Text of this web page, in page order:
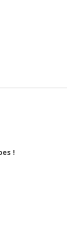
!